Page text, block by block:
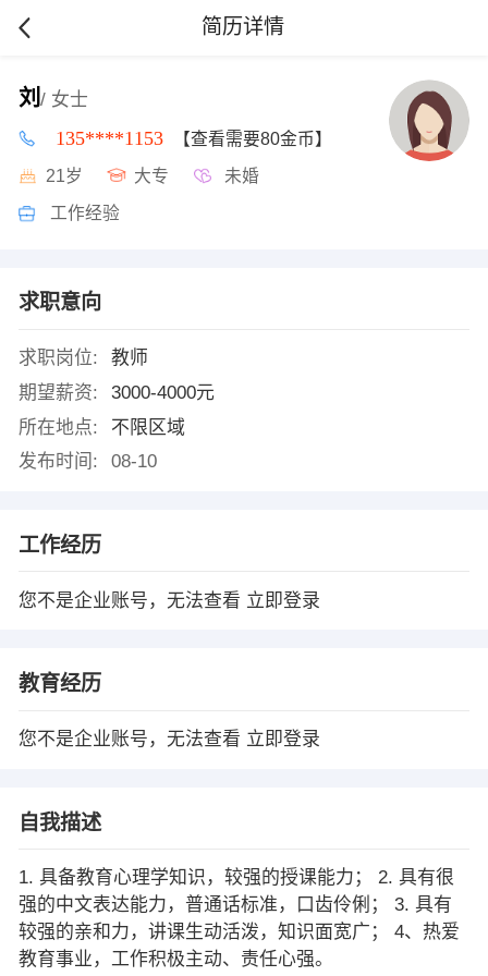
简历详情
刘 / 女士
135****1153 【查看需要80金币】
21岁 大专 未婚
工作经验
求职意向
求职岗位:
教师
期望薪资:
3000-4000元
所在地点:
不限区域
发布时间:
08-10
工作经历
您不是企业账号，无法查看 立即登录
教育经历
您不是企业账号，无法查看 立即登录
自我描述
1. 具备教育心理学知识，较强的授课能力； 2. 具有很
强的中文表达能力，普通话标准，口齿伶俐； 3. 具有
较强的亲和力，讲课生动活泼，知识面宽广； 4、热爱
教育事业，工作积极主动、责任心强。